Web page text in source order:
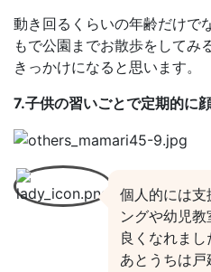
動き回るくらいの年齢だけで
もで公園までお散歩をしてみ
きっかけになると思います。
7.子供の習いごとで定期的に
個人的には支
ングや幼児
良くなれまし
あとうちは